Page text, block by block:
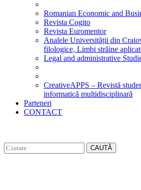
Romanian Economic and
Revista Cogito
Revista Euromentor
Analele Universității din
filologice, Limbi străine
Legal and administrative
CreativeAPPS – Revistă
informatică multidisciplinară
Parteneri
CONTACT
CAUTĂ